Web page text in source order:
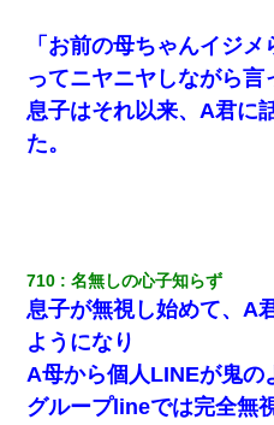
「お前の母ちゃんイジメ
ってニヤニヤしながら言
息子はそれ以来、A君に
た。
710 名無しの心子知らず
息子が無視し始めて、A
ようになり
A母から個人LINEが鬼の
グループlineでは完全無